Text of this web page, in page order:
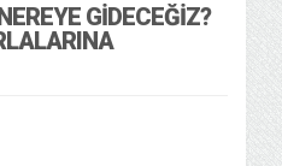
GIDECEĞIZ?